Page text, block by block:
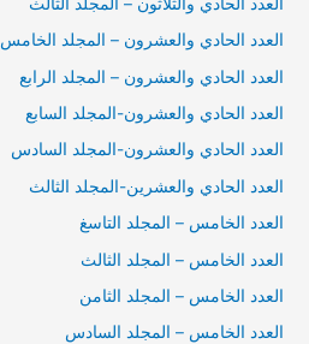
العدد الحادي والعشرون – المجلد الخامس
العدد الحادي والعشرون – المجلد الرابع
العدد الحادي والعشرون-المجلد السابع
العدد الحادي والعشرون-المجلد السادس
العدد الحادي والعشرين-المجلد الثالث
العدد الخامس – المجلد التاسغ
العدد الخامس – المجلد الثالث
العدد الخامس – المجلد الثامن
العدد الخامس – المجلد السادس